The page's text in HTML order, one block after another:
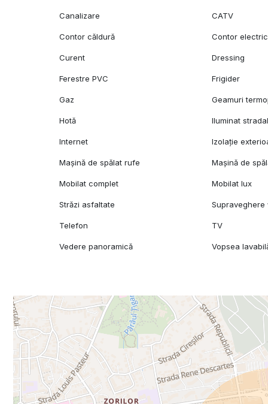
Canalizare CATV
Contor căldură Contor electric
Curent Dressing
Ferestre PVC Frigider
Gaz Geamuri
Hotă Iluminat stradal
Internet Izolație
Mașină de spălat rufe Mașină de
Mobilat complet Mobilat lux
Străzi asfaltate Supraveghere
Telefon TV
Vedere panoramică Vopsea